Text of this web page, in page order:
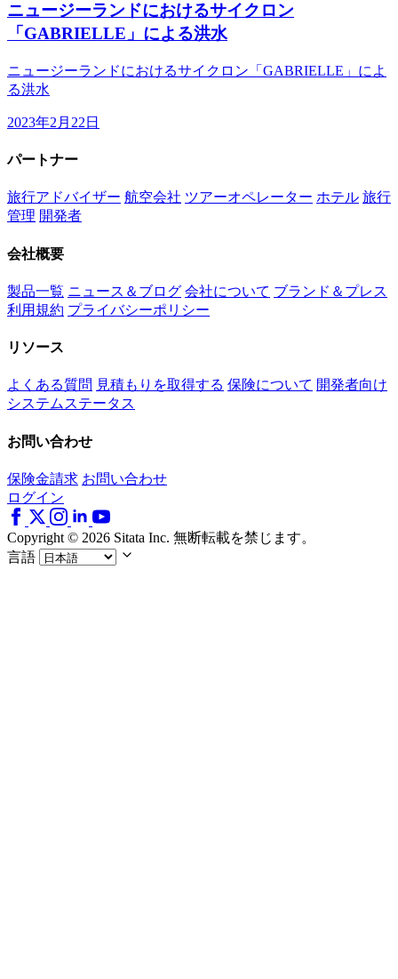
ニュージーランドにおけるサイクロン
「GABRIELLE」による洪水
ニュージーランドにおけるサイクロン「GABRIELLE」によ
る洪水
2023年2月22日
パートナー
旅行アドバイザー 航空会社 ツアーオペレーター ホテル 旅行
管理 開発者
会社概要
製品一覧 ニュース＆ブログ 会社について ブランド＆プレス
利用規約 プライバシーポリシー
リソース
よくある質問 見積もりを取得する 保険について 開発者向け
システムステータス
お問い合わせ
保険金請求 お問い合わせ
ログイン
Copyright © 2026 Sitata Inc. 無断転載を禁じます。
言語